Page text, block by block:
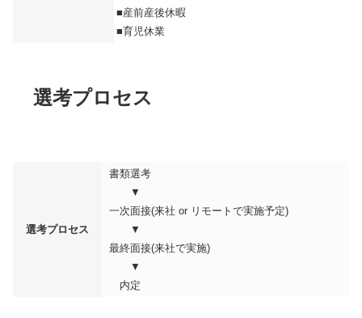
■産前産後休暇
■育児休業
選考プロセス
選考プロセス
書類選考
▼
一次面接(来社 or リモートで実施予定)
▼
最終面接(来社で実施)
▼
内定